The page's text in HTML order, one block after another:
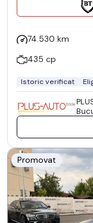
74.530 km
435 cp
Istoric verificat
Promovat